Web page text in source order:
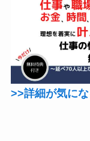
>>詳細が気に